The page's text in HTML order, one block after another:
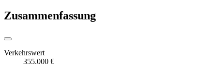
Zusammenfassung
Verkehrswert
355.000 €